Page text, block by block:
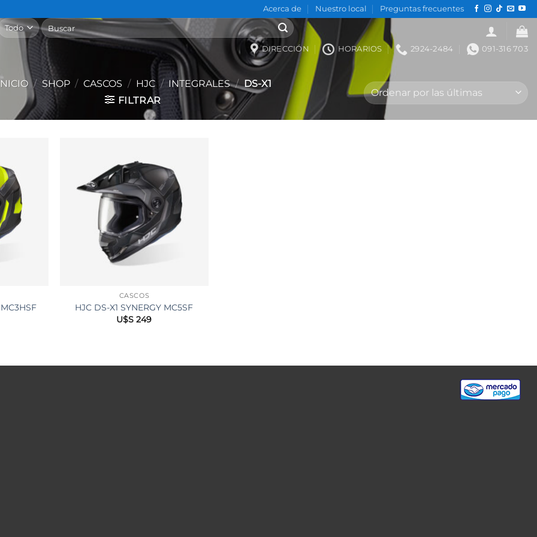
Acerca de Nuestro local
Preguntas frecuentes
Buscar
por:
DIRECCIÓN
HORARIOS 2924-2484 091-316 703
/ SHOP / CASCOS / HJC / INTEGRALES / DS-X1
FILTRAR
CASCOS
HJC DS-X1 SYNERGY MC5SF
U$S249